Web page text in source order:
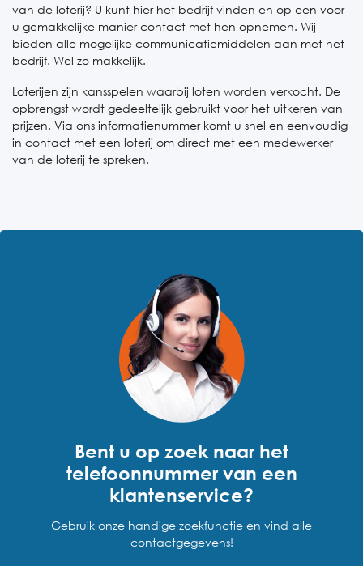
van de loterij? U kunt hier het bedrijf vinden en op een voor
u gemakkelijke manier contact met hen opnemen. Wij
bieden alle mogelijke communicatiemiddelen aan met het
bedrijf. Wel zo makkelijk.
Loterijen zijn kansspelen waarbij loten worden verkocht. De
opbrengst wordt gedeeltelijk gebruikt voor het uitkeren van
prijzen. Via ons informatienummer komt u snel en eenvoudig
in contact met een loterij om direct met een medewerker
van de loterij te spreken.
Bent u op zoek naar het
telefoonnummer van een
klantenservice?
Gebruik onze handige zoekfunctie en vind alle
contactgegevens!